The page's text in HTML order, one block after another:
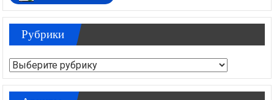
Рубрики
Рубрики